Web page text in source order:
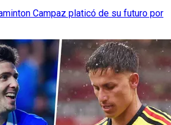
Campaz platicó de su futuro por